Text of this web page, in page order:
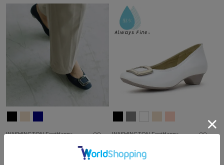
WASHINGTON FootHappy WASHINGTON FootHappy
22cm-26cm